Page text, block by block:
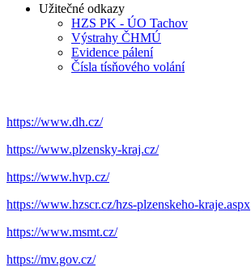
Užitečné odkazy
HZS PK - ÚO Tachov
Výstrahy ČHMÚ
Evidence pálení
Čísla tísňového volání
https://www.dh.cz/
https://www.plzensky-kraj.cz/
https://www.hvp.cz/
https://www.hzscr.cz/hzs-plzenskeho-kraje.aspx
https://www.msmt.cz/
https://mv.gov.cz/